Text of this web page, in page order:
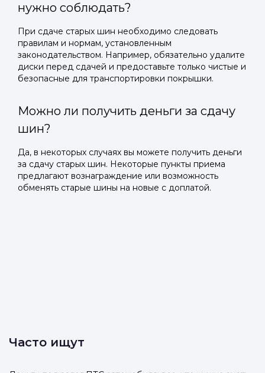
нужно соблюдать?
При сдаче старых шин необходимо следовать
правилам и нормам, установленным
законодательством. Например, обязательно удалите
диски перед сдачей и предоставьте только чистые и
безопасные для транспортировки покрышки.
Можно ли получить деньги за сдачу
шин?
Да, в некоторых случаях вы можете получить деньги
за сдачу старых шин. Некоторые пункты приема
предлагают вознаграждение или возможность
обменять старые шины на новые с доплатой.
Часто ищут